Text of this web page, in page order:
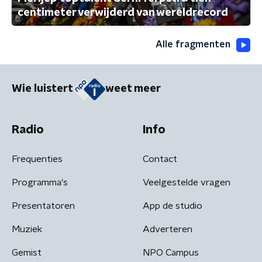
centimeter verwijderd van wereldrecord
Alle fragmenten
Wie luistert weet meer
Radio
Frequenties
Programma's
Presentatoren
Muziek
Gemist
Info
Contact
Veelgestelde vragen
App de studio
Adverteren
NPO Campus